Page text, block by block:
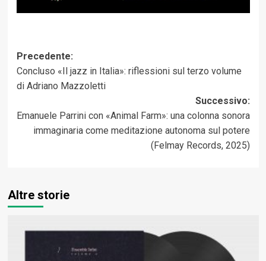
Navigazione
articolo
Precedente:
Concluso «Il jazz in Italia»: riflessioni sul terzo volume
di Adriano Mazzoletti
Successivo:
Emanuele Parrini con «Animal Farm»: una colonna sonora
immaginaria come meditazione autonoma sul potere
(Felmay Records, 2025)
Altre storie